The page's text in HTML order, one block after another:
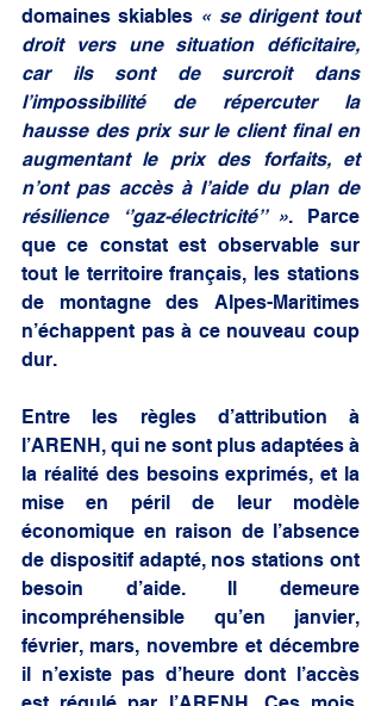
domaines skiables « se dirigent tout
droit vers une situation déficitaire,
car ils sont de surcroit dans
l’impossibilité de répercuter la
hausse des prix sur le client final en
augmentant le prix des forfaits, et
n’ont pas accès à l’aide du plan de
résilience ‘’gaz-électricité’’ ». Parce
que ce constat est observable sur
tout le territoire français, les stations
de montagne des Alpes-Maritimes
n’échappent pas à ce nouveau coup
dur.
Entre les règles d’attribution à
l’ARENH, qui ne sont plus adaptées à
la réalité des besoins exprimés, et la
mise en péril de leur modèle
économique en raison de l’absence
de dispositif adapté, nos stations ont
besoin d’aide. Il demeure
incompréhensible qu’en janvier,
février, mars, novembre et décembre
il n’existe pas d’heure dont l’accès